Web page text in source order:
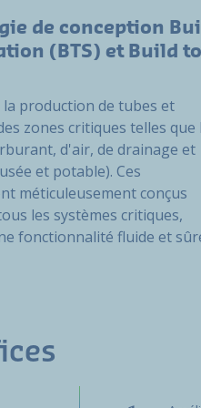
de conception
(BTS) et Build to
la production de tubes et
zones critiques telles que
d'air, de drainage et
et potable). Ces
méticuleusement conçus
les systèmes critiques,
fonctionnalité fluide et